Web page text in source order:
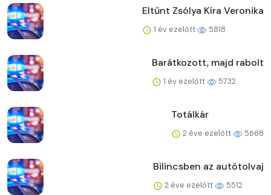
Eltűnt Zsólya Kíra Veronika
1 év ezelőtt 5818
Barátkozott, majd rabolt
1 év ezelőtt 5732
Totálkár
2 éve ezelőtt 5668
Bilincsben az autótolvaj
2 éve ezelőtt 5512